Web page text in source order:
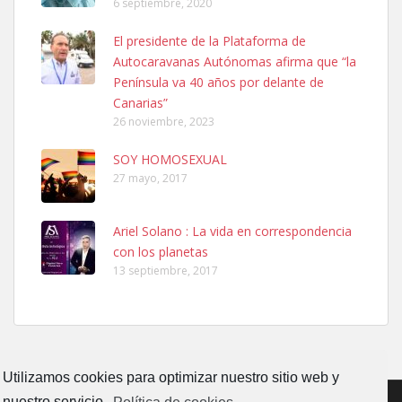
Utilizamos cookies para optimizar nuestro sitio web y
Ninfa perdida
El día 5 se los perdió una ninfa papillera, asustada tiene miedo a la
calle, se perdió por la zon...
Leales.org » Gran Canaria
6.7.2025
Adopcion
Busco casa de acogida para mi perrita ya que por temas de trabajo
no la puedo tener. Solo gente r...
6 septiembre, 2020
El presidente de la Plataforma de
Autocaravanas Autónomas afirma que “la
Península va 40 años por delante de
Canarias”
26 noviembre, 2023
SOY HOMOSEXUAL
27 mayo, 2017
Ariel Solano : La vida en correspondencia
con los planetas
13 septiembre, 2017